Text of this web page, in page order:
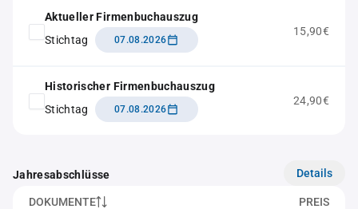
Aktueller Firmenbuchauszug
Stichtag
07.08.2026
15,90€
Historischer Firmenbuchauszug
Stichtag
07.08.2026
24,90€
Jahresabschlüsse Details
DOKUMENTE PREIS